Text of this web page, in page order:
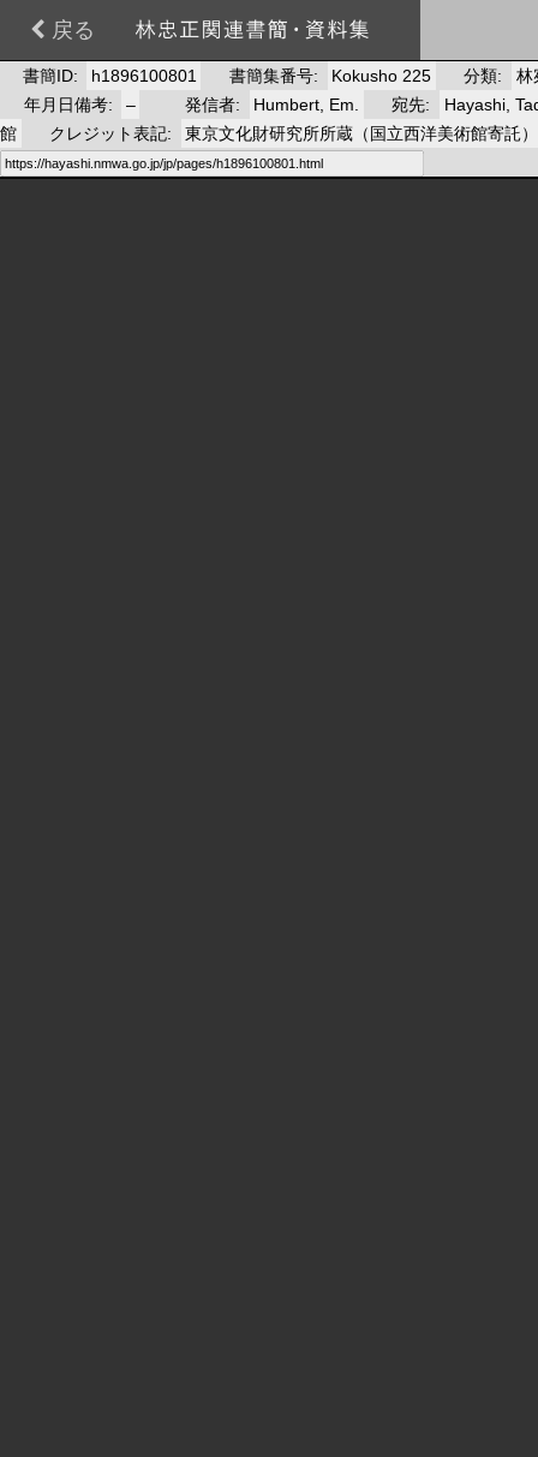
戻る
書簡ID h1896100801 書簡集番号 Kokusho 225 分類
林
年月日備考
– 発信者 Humbert, Em. 宛先
Hayashi,
館
クレジット表記 東京文化財研究所所蔵（国立西洋美術館寄託）